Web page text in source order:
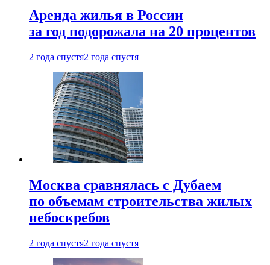
Аренда жилья в России
за год подорожала на 20 процентов
2 года спустя2 года спустя
Москва сравнялась с Дубаем
по объемам строительства жилых
небоскребов
2 года спустя2 года спустя